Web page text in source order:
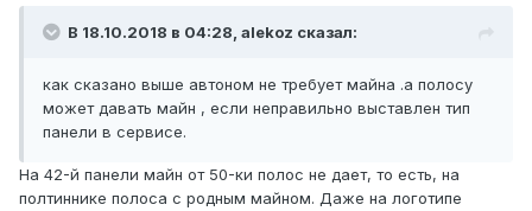
В 18.10.2018 в 04:28, alekoz сказал:
как сказано выше автоном не требует майна .а полосу
может давать майн , если неправильно выставлен тип
панели в сервисе.
На 42-й панели майн от 50-ки полос не дает, то есть, на
полтиннике полоса с родным майном. Даже на логотипе